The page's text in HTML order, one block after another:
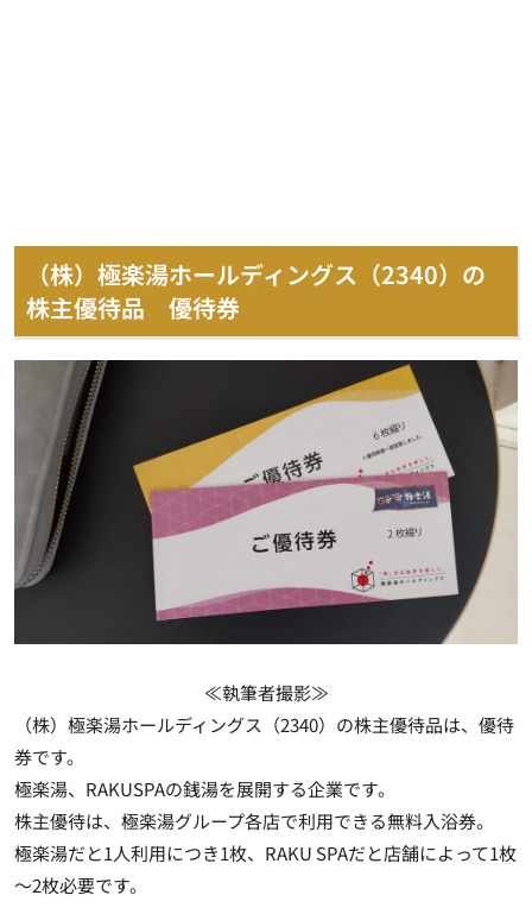
（株）極楽湯ホールディングス（2340）の
株主優待品 優待券
≪執筆者撮影≫
（株）極楽湯ホールディングス（2340）の株主優待品は、優待
券です。
極楽湯、RAKUSPAの銭湯を展開する企業です。
株主優待は、極楽湯グループ各店で利用できる無料入浴券。
極楽湯だと1人利用につき1枚、RAKU SPAだと店舗によって1枚
～2枚必要です。